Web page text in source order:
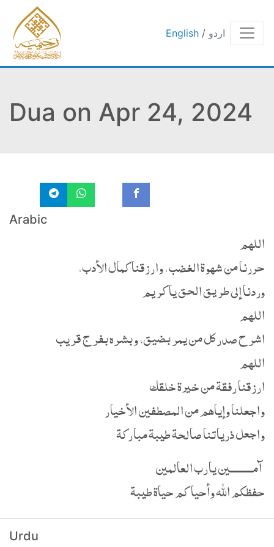
English / اردو
Dua on Apr 24, 2024
Arabic
اللهم
حررنا من شهوة الغضب، وارزقنا كمال الأدب،
وردنا إلى طريق الحق يا كريم
اللهم
اشرح صدر كل من يمر بضيق، وبشره بفرج قريب
اللهم
ارزقنا رفقة من خيرة خلقك
واجعلنا وإياهم من المصطفين الأخيار
واجعل ذرياتنا صالحة طيبة مباركة
آمـــــــــين يارب العالمين
حفظكم الله وأحياكم حياة طيبة
Urdu